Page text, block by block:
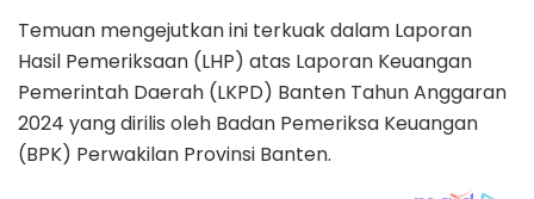
Temuan mengejutkan ini terkuak dalam Laporan
Hasil Pemeriksaan (LHP) atas Laporan Keuangan
Pemerintah Daerah (LKPD) Banten Tahun Anggaran
2024 yang dirilis oleh Badan Pemeriksa Keuangan
(BPK) Perwakilan Provinsi Banten.